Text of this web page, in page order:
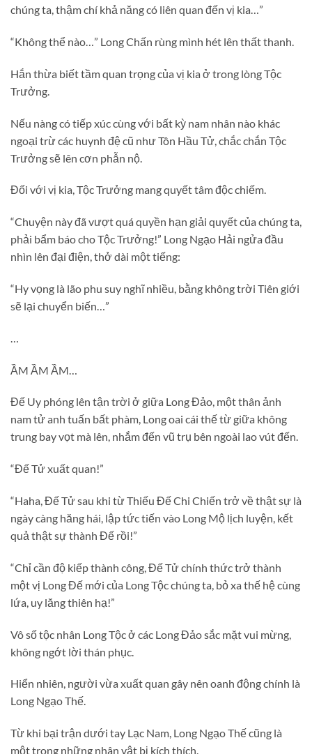
chúng ta, thậm chí khả năng có liên quan đến vị kia…”
“Không thể nào…” Long Chấn rùng mình hét lên thất thanh.
Hắn thừa biết tầm quan trọng của vị kia ở trong lòng Tộc
Trưởng.
Nếu nàng có tiếp xúc cùng với bất kỳ nam nhân nào khác
ngoại trừ các huynh đệ cũ như Tôn Hầu Tử, chắc chắn Tộc
Trưởng sẽ lên cơn phẫn nộ.
Đối với vị kia, Tộc Trưởng mang quyết tâm độc chiếm.
“Chuyện này đã vượt quá quyền hạn giải quyết của chúng ta,
phải bẩm báo cho Tộc Trưởng!” Long Ngạo Hải ngửa đầu
nhìn lên đại điện, thở dài một tiếng:
“Hy vọng là lão phu suy nghĩ nhiều, bằng không trời Tiên giới
sẽ lại chuyển biến…”
…
ẦM ẦM ẦM…
Đế Uy phóng lên tận trời ở giữa Long Đảo, một thân ảnh
nam tử anh tuấn bất phàm, Long oai cái thế từ giữa không
trung bay vọt mà lên, nhắm đến vũ trụ bên ngoài lao vút đến.
“Đế Tử xuất quan!”
“Haha, Đế Tử sau khi từ Thiếu Đế Chi Chiến trở về thật sự là
ngày càng hăng hái, lập tức tiến vào Long Mộ lịch luyện, kết
quả thật sự thành Đế rồi!”
“Chỉ cần độ kiếp thành công, Đế Tử chính thức trở thành
một vị Long Đế mới của Long Tộc chúng ta, bỏ xa thế hệ cùng
lứa, uy lăng thiên hạ!”
Vô số tộc nhân Long Tộc ở các Long Đảo sắc mặt vui mừng,
không ngớt lời thán phục.
Hiển nhiên, người vừa xuất quan gây nên oanh động chính là
Long Ngạo Thế.
Từ khi bại trận dưới tay Lạc Nam, Long Ngạo Thế cũng là
một trong những nhân vật bị kích thích.